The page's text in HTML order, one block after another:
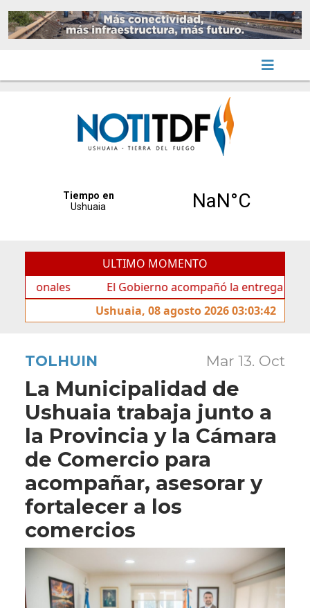
ULTIMO MOMENTO
El Gobierno acompañó la entrega de nueva
Ushuaia, 08 agosto 2026 03:03:42
TOLHUIN Mar 13. Oct
La Municipalidad de
Ushuaia trabaja junto a
la Provincia y la Cámara
de Comercio para
acompañar, asesorar y
fortalecer a los
comercios